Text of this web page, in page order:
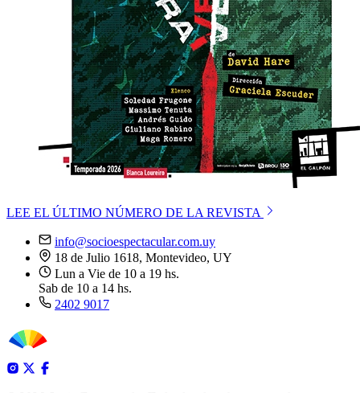
LEE EL ÚLTIMO NÚMERO DE LA REVISTA
info@socioespectacular.com.uy
18 de Julio 1618, Montevideo, UY
Lun a Vie de 10 a 19 hs.
Sab de 10 a 14 hs.
2402 9017